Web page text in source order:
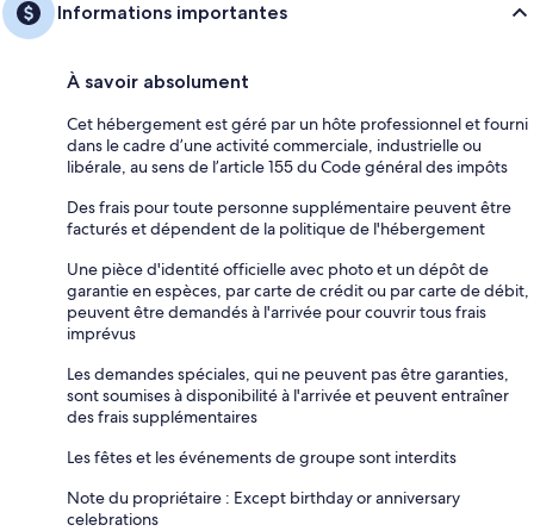
Informations importantes
À savoir absolument
Cet hébergement est géré par un hôte professionnel et fourni
dans le cadre d’une activité commerciale, industrielle ou
libérale, au sens de l’article 155 du Code général des impôts
Des frais pour toute personne supplémentaire peuvent être
facturés et dépendent de la politique de l'hébergement
Une pièce d'identité officielle avec photo et un dépôt de
garantie en espèces, par carte de crédit ou par carte de débit,
peuvent être demandés à l'arrivée pour couvrir tous frais
imprévus
Les demandes spéciales, qui ne peuvent pas être garanties,
sont soumises à disponibilité à l'arrivée et peuvent entraîner
des frais supplémentaires
Les fêtes et les événements de groupe sont interdits
Note du propriétaire : Except birthday or anniversary
celebrations